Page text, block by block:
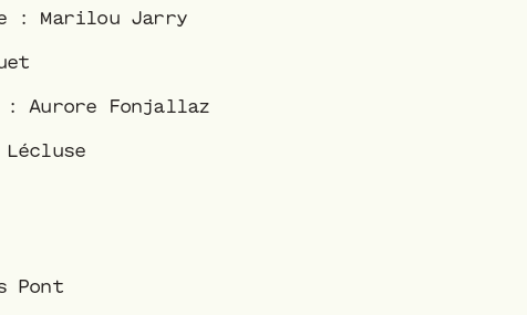
: Marilou Jarry
: Aurore Fonjallaz
Pont